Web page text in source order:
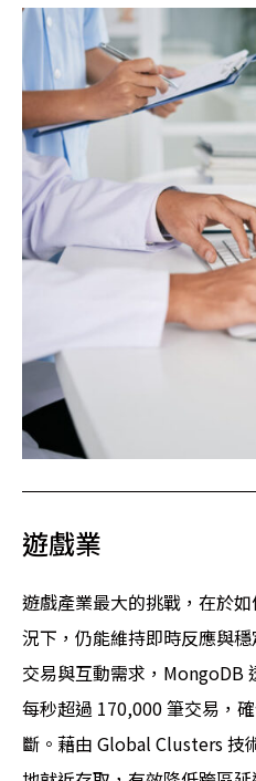
遊戲業
遊戲產業最大的挑戰，在於
況下，仍能維持即時反應與
交易與互動需求，MongoDB
每秒超過 170,000 筆交易，
斷。藉由 Global Clusters 技